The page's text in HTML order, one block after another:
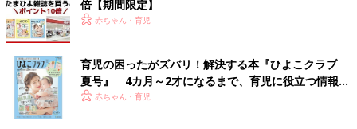
倍【期間限定】
赤ちゃん・育児
育児の困ったがズバリ！解決する本『ひよこクラブ
夏号』 4カ月～2才になるまで、育児に役立つ情報が
いっぱい！
赤ちゃん・育児